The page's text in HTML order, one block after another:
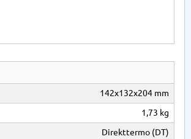
142x132x204 mm
1,73 kg
Direkttermo (DT)